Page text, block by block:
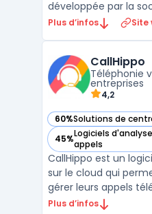
développée par la
Ubicentrex. Cette
unifiée pour
télémarketing e ...
Plus d’infos Site
CallHippo
Téléphonie
entreprises
4,2
60%Solutions de
— voir CallHippo dans
45%Logiciels
appels
— voir CallHippo dans
CallHippo est un
sur le cloud qui
gérer leurs appels
manière efficace et
Plus d’infos